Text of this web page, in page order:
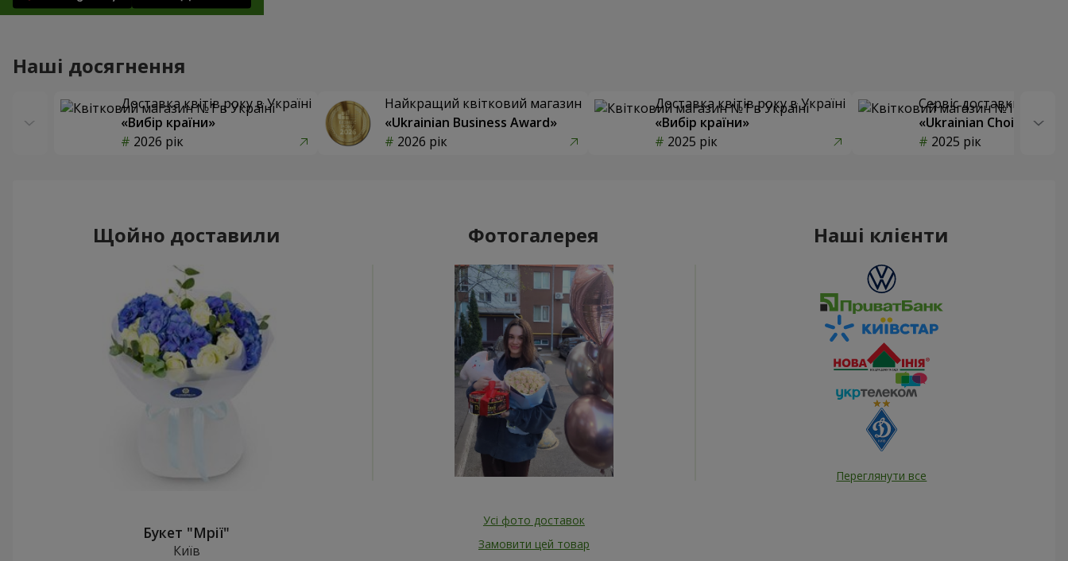
Наші досягнення
Доставка квітів року в Україні
«Вибір країни»
2026 рік
Найкращий квітковий магазин
«Ukrainian Business Award»
2026 рік
Доставка квітів року в Україні
«Вибір країни»
2025 рік
Сервіс доставки квітів
«Ukrainian Choice»
2025 рік
Щойно доставили
Букет "Мрії"
Київ
Фотогалерея
Усі фото доставок
Замовити цей товар
Наші клієнти
Переглянути все